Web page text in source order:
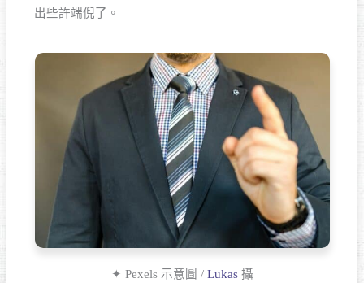
出些許端倪了。
✦ Pexels 示意圖 / Lukas攝